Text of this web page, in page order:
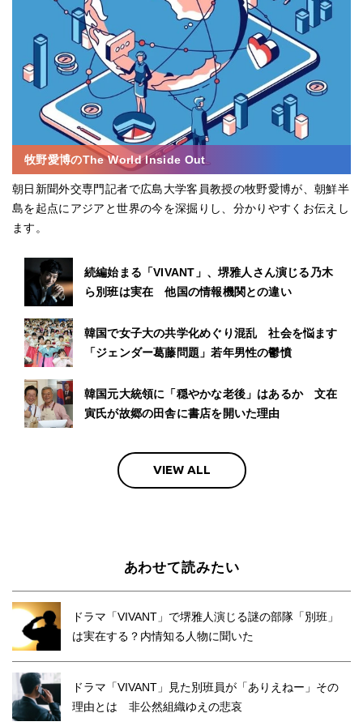
牧野愛博のThe World Inside Out
朝日新聞外交専門記者で広島大学客員教授の牧野愛博が、朝鮮半
島を起点にアジアと世界の今を深掘りし、分かりやすくお伝えし
ます。
続編始まる「VIVANT」、堺雅人さん演じる乃木
ら別班は実在 他国の情報機関との違い
韓国で女子大の共学化めぐり混乱 社会を悩ます
「ジェンダー葛藤問題」若年男性の鬱憤
韓国元大統領に「穏やかな老後」はあるか 文在
寅氏が故郷の田舎に書店を開いた理由
VIEW ALL
あわせて読みたい
ドラマ「VIVANT」で堺雅人演じる謎の部隊「別班」
は実在する？内情知る人物に聞いた
ドラマ「VIVANT」見た別班員が「ありえねー」その
理由とは 非公然組織ゆえの悲哀